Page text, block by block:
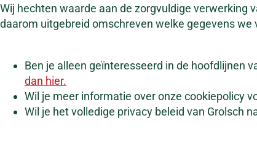
Wij hechten waarde aan de zorgvuldige verwerking
daarom uitgebreid omschreven welke gegevens we
Ben je alleen geïnteresseerd in de hoofdlijnen
dan hier.
Wil je meer informatie over onze cookiepolicy
Wil je het volledige privacy beleid van Grolsch